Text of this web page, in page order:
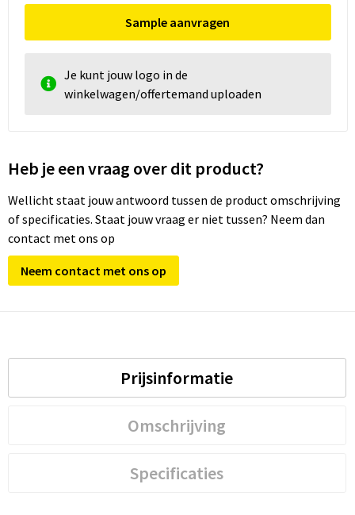
Sample aanvragen
Je kunt jouw logo in de
winkelwagen/offertemand uploaden
Heb je een vraag over dit product?
Wellicht staat jouw antwoord tussen de product omschrijving
of specificaties. Staat jouw vraag er niet tussen? Neem dan
contact met ons op
Neem contact met ons op
Prijsinformatie
Omschrijving
Specificaties